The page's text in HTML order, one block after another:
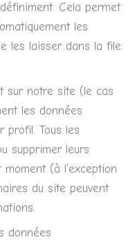
Cela permet
les
les laisser dans la file
sur notre site (le cas
les données
profil. Tous les
supprimer leurs
(à l’exception
du site peuvent
données